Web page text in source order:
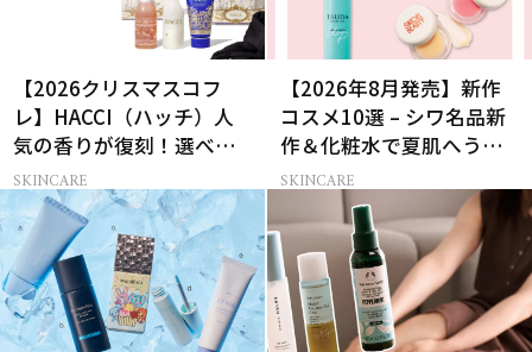
【2026クリスマスコフ
レ】HACCI（ハッチ）人
気の香りが復刻！選べる
コフレが楽しい♡
SKINCARE
【2026年8月発売】新作
コスメ10選 – シワ名品新
作＆化粧水で夏肌へうる
おいチャージ
SKINCARE